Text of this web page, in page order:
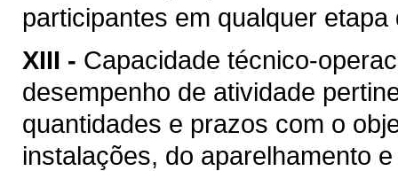
participantes em qualquer
XIII - Capacidade técnico-
desempenho de atividade
quantidades e prazos com o
instalações, do aparelhamento